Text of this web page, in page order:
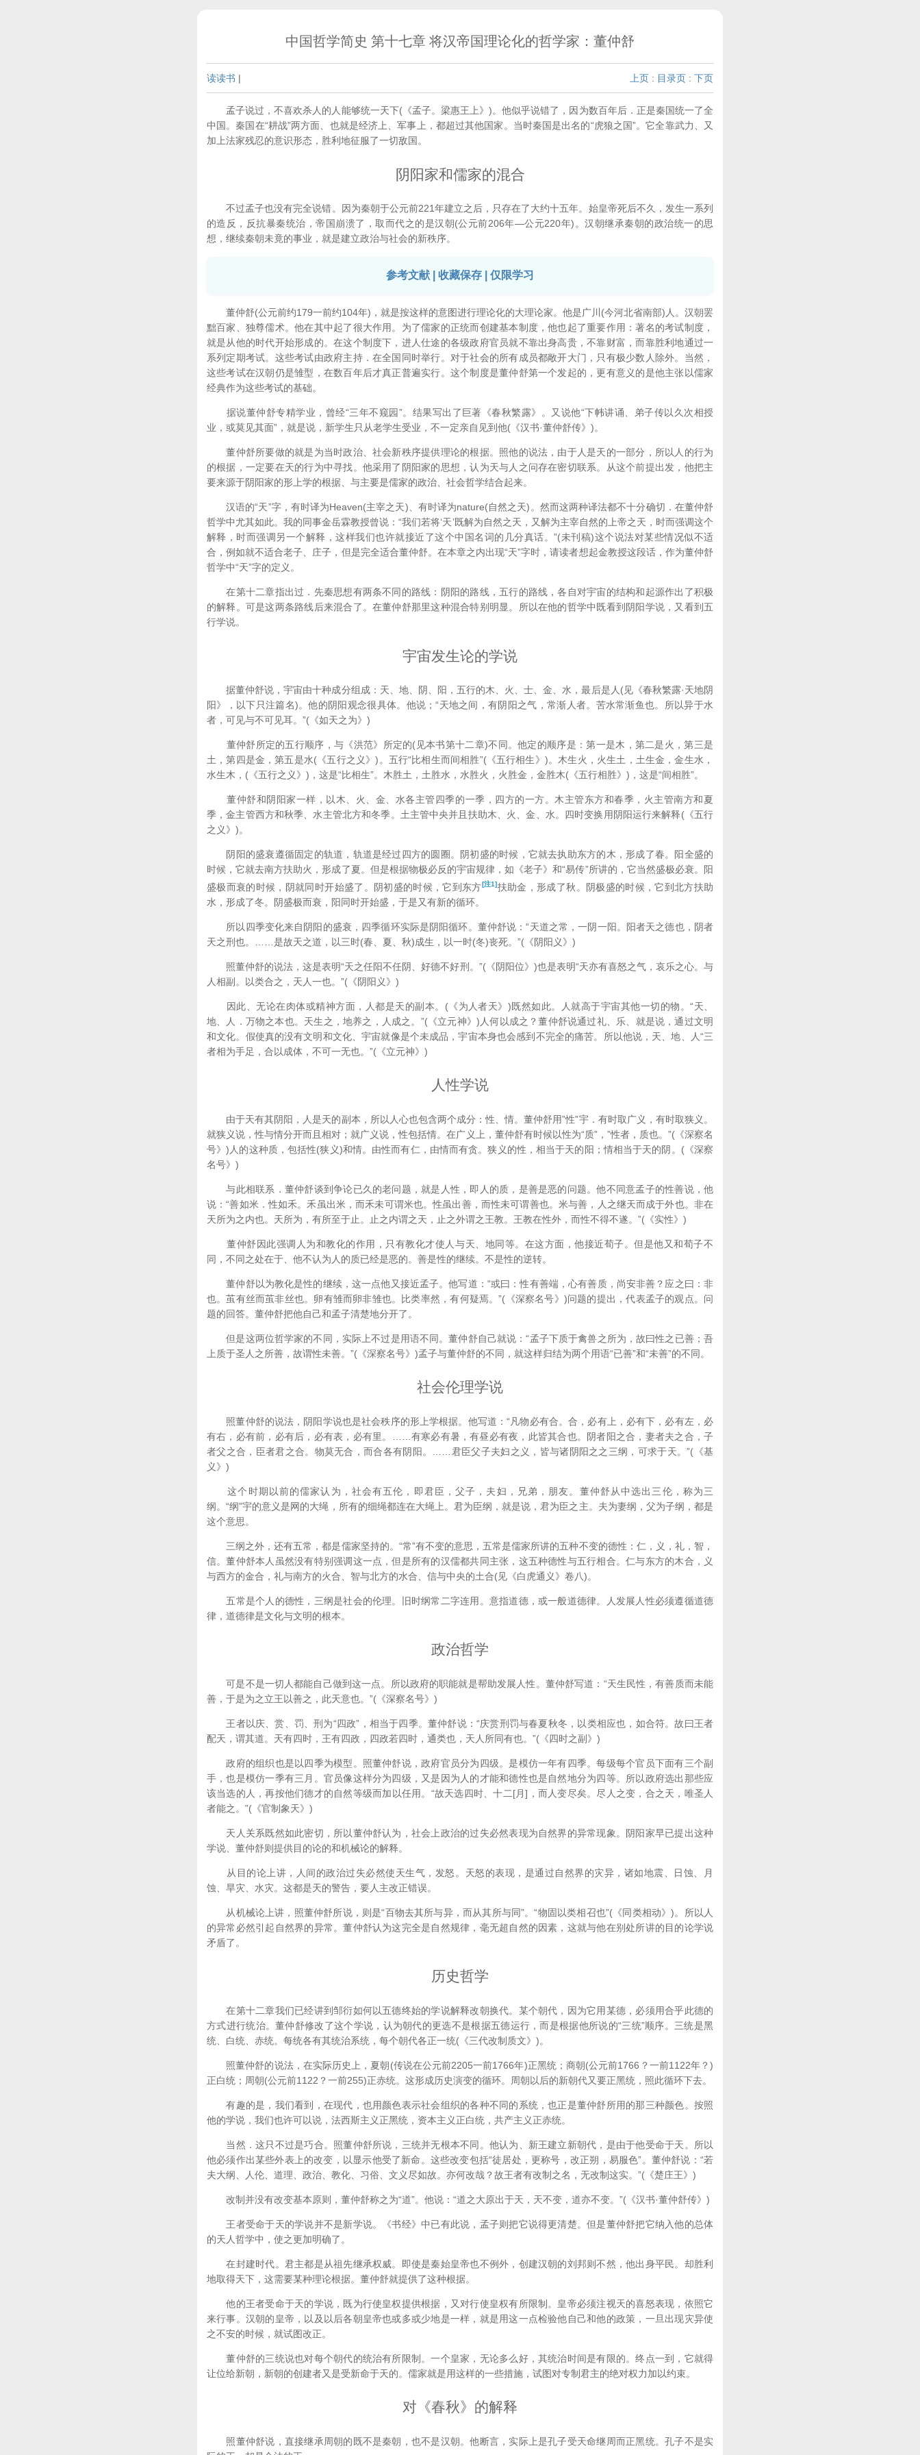
中国哲学简史 第十七章 将汉帝国理论化的哲学家：董仲舒
读读书 | 上页 : 目录页 : 下页
孟子说过，不喜欢杀人的人能够统一天下(《孟子。梁惠王上》)。他似乎说错了，因为数百年后．正是秦国统一了全
中国。秦国在“耕战”两方面、也就是经济上、军事上，都超过其他国家。当时秦国是出名的“虎狼之国”。它全靠武力、又
加上法家残忍的意识形态，胜利地征服了一切敌国。
阴阳家和儒家的混合
不过孟子也没有完全说错。因为秦朝于公元前221年建立之后，只存在了大约十五年。始皇帝死后不久，发生一系列
的造反，反抗暴秦统治，帝国崩溃了，取而代之的是汉朝(公元前206年—公元220年)。汉朝继承秦朝的政治统一的思
想，继续秦朝未竟的事业，就是建立政治与社会的新秩序。
参考文献 | 收藏保存 | 仅限学习
董仲舒(公元前约179一前约104年)，就是按这样的意图进行理论化的大理论家。他是广川(今河北省南部)人。汉朝罢
黜百家、独尊儒术。他在其中起了很大作用。为了儒家的正统而创建基本制度，他也起了重要作用：著名的考试制度，
就是从他的时代开始形成的。在这个制度下，进人仕途的各级政府官员就不靠出身高贵，不靠财富，而靠胜利地通过一
系列定期考试。这些考试由政府主持．在全国同时举行。对于社会的所有成员都敞开大门，只有极少数人除外。当然，
这些考试在汉朝仍是雏型，在数百年后才真正普遍实行。这个制度是董仲舒第一个发起的，更有意义的是他主张以儒家
经典作为这些考试的基础。
据说董仲舒专精学业，曾经“三年不窥园”。结果写出了巨著《春秋繁露》。又说他“下帏讲诵、弟子传以久次相授
业，或莫见其面”，就是说，新学生只从老学生受业，不一定亲自见到他(《汉书·董仲舒传》)。
董仲舒所要做的就是为当时政治、社会新秩序提供理论的根据。照他的说法，由于人是天的一部分，所以人的行为
的根据，一定要在天的行为中寻找。他采用了阴阳家的思想，认为天与人之问存在密切联系。从这个前提出发，他把主
要来源于阴阳家的形上学的根据、与主要是儒家的政治、社会哲学结合起来。
汉语的“天”字，有时译为Heaven(主宰之天)、有时译为nature(自然之天)。然而这两种译法都不十分确切．在董仲舒
哲学中尤其如此。我的同事金岳霖教授曾说：“我们若将‘天’既解为自然之天，又解为主宰自然的上帝之天，时而强调这个
解释，时而强调另一个解释，这样我们也许就接近了这个中国名词的几分真话。”(未刊稿)这个说法对某些情况似不适
合，例如就不适合老子、庄子，但是完全适合董仲舒。在本章之内出现“天”字时，请读者想起金教授这段话，作为董仲舒
哲学中“天”字的定义。
在第十二章指出过．先秦思想有两条不同的路线：阴阳的路线，五行的路线，各自对宇宙的结构和起源作出了积极
的解释。可是这两条路线后来混合了。在董仲舒那里这种混合特别明显。所以在他的哲学中既看到阴阳学说，又看到五
行学说。
宇宙发生论的学说
据董仲舒说，宇宙由十种成分组成：天、地、阴、阳，五行的木、火、士、金、水，最后是人(见《春秋繁露·天地阴
阳》，以下只注篇名)。他的阴阳观念很具体。他说；“天地之间，有阴阳之气，常渐人者。苦水常渐鱼也。所以异于水
者，可见与不可见耳。”(《如天之为》)
董仲舒所定的五行顺序，与《洪范》所定的(见本书第十二章)不同。他定的顺序是：第一是木，第二是火，第三是
土，第四是金，第五是水(《五行之义》)。五行“比相生而间相胜”(《五行相生》)。木生火，火生土，土生金，金生水，
水生木，(《五行之义》)，这是“比相生”。木胜土，土胜水，水胜火，火胜金，金胜木(《五行相胜》)，这是“间相胜”。
董仲舒和阴阳家一样，以木、火、金、水各主管四季的一季，四方的一方。木主管东方和春季，火主管南方和夏
季，金主管西方和秋季、水主管北方和冬季。土主管中央并且扶助木、火、金、水。四时变换用阴阳运行来解释(《五行
之义》)。
阴阳的盛衰遵循固定的轨道，轨道是经过四方的圆圈。阴初盛的时候，它就去执助东方的木，形成了春。阳全盛的
时候，它就去南方扶助火，形成了夏。但是根据物极必反的宇宙规律，如《老子》和“易传”所讲的，它当然盛极必衰。阳
盛极而衰的时候，阴就同时开始盛了。阴初盛的时候，它到东方[注1]扶助金，形成了秋。阴极盛的时候，它到北方扶助
水，形成了冬。阴盛极而衰，阳同时开始盛，于是又有新的循环。
所以四季变化来自阴阳的盛衰，四季循环实际是阴阳循环。董仲舒说：“天道之常，一阴一阳。阳者天之德也，阴者
天之刑也。……是故天之道，以三时(春、夏、秋)成生，以一时(冬)丧死。”(《阴阳义》)
照董仲舒的说法，这是表明“天之任阳不任阴、好德不好刑。”(《阴阳位》)也是表明“天亦有喜怒之气，哀乐之心。与
人相副。以类合之，天人一也。”(《阴阳义》)
因此、无论在肉体或精神方面，人都是天的副本。(《为人者天》)既然如此。人就高于宇宙其他一切的物。“天、
地、人．万物之本也。天生之，地养之，人成之。”(《立元神》)人何以成之？董仲舒说通过礼、乐、就是说，通过文明
和文化。假使真的没有文明和文化、宇宙就像是个未成品，宇宙本身也会感到不完全的痛苦。所以他说，天、地、人“三
者相为手足，合以成体，不可一无也。”(《立元神》)
人性学说
由于天有其阴阳，人是天的副本，所以人心也包含两个成分：性、情。董仲舒用”性”宇．有时取广义，有时取狭义。
就狭义说，性与情分开而且相对；就广义说，性包括情。在广义上，董仲舒有时候以性为“质”，”性者，质也。”(《深察名
号》)人的这种质，包括性(狭义)和情。由性而有仁，由情而有贪。狭义的性，相当于天的阳；情相当于天的阴。(《深察
名号》)
与此相联系．董仲舒谈到争论已久的老问题，就是人性，即人的质，是善是恶的问题。他不同意孟子的性善说，他
说：“善如米．性如禾。禾虽出米，而禾未可谓米也。性虽出善，而性未可谓善也。米与善，人之继天而成于外也。非在
天所为之内也。天所为，有所至于止。止之内谓之天，止之外谓之王教。王教在性外，而性不得不遂。”(《实性》)
董仲舒因此强调人为和教化的作用，只有教化才使人与天、地同等。在这方面，他接近荀子。但是他又和荀子不
同，不同之处在于、他不认为人的质已经是恶的。善是性的继续。不是性的逆转。
董仲舒以为教化是性的继续，这一点他又接近孟子。他写道：“或曰：性有善端，心有善质，尚安非善？应之曰：非
也。茧有丝而茧非丝也。卵有雏而卵非雏也。比类率然，有何疑焉。”(《深察名号》)问题的提出，代表孟子的观点。问
题的回答。董仲舒把他自己和孟子清楚地分开了。
但是这两位哲学家的不同，实际上不过是用语不同。董仲舒自己就说：“孟子下质于禽兽之所为，故曰性之已善；吾
上质于圣人之所善，故谓性未善。”(《深察名号》)孟子与董仲舒的不同，就这样归结为两个用语“已善”和“未善”的不同。
社会伦理学说
照董仲舒的说法，阴阳学说也是社会秩序的形上学根据。他写道：“凡物必有合。合，必有上，必有下，必有左，必
有右，必有前，必有后，必有表，必有里。……有寒必有暑，有昼必有夜，此皆其合也。阴者阳之合，妻者夫之合，子
者父之合，臣者君之合。物莫无合，而合各有阴阳。……君臣父子夫妇之义，皆与诸阴阳之之三纲，可求于天。”(《基
义》)
这个时期以前的儒家认为，社会有五伦，即君臣，父子，夫妇，兄弟，朋友。董仲舒从中选出三伦，称为三
纲。“纲”宇的意义是网的大绳，所有的细绳都连在大绳上。君为臣纲，就是说，君为臣之主。夫为妻纲，父为子纲，都是
这个意思。
三纲之外，还有五常，都是儒家坚持的。“常”有不变的意思，五常是儒家所讲的五种不变的德性：仁，义，礼，智，
信。董仲舒本人虽然没有特别强调这一点，但是所有的汉儒都共同主张，这五种德性与五行相合。仁与东方的木合，义
与西方的金合，礼与南方的火合、智与北方的水合、信与中央的土合(见《白虎通义》卷八)。
五常是个人的德性，三纲是社会的伦理。旧时纲常二字连用。意指道德，或一般道德律。人发展人性必须遵循道德
律，道德律是文化与文明的根本。
政治哲学
可是不是一切人都能自己做到这一点。所以政府的职能就是帮助发展人性。董仲舒写道：“天生民性，有善质而未能
善，于是为之立王以善之，此天意也。”(《深察名号》)
王者以庆、赏、罚、刑为“四政”，相当于四季。董仲舒说：“庆赏刑罚与春夏秋冬，以类相应也，如合符。故曰王者
配天，谓其道。天有四时，王有四政，四政若四时，通类也，天人所同有也。”(《四时之副》)
政府的组织也是以四季为模型。照董仲舒说，政府官员分为四级。是模仿一年有四季。每级每个官员下面有三个副
手，也是模仿一季有三月。官员像这样分为四级，又是因为人的才能和德性也是自然地分为四等。所以政府选出那些应
该当选的人，再按他们德才的自然等级而加以任用。“故天选四时、十二[月]，而人变尽矣。尽人之变，合之天，唯圣人
者能之。”(《官制象天》)
天人关系既然如此密切，所以董仲舒认为，社会上政治的过失必然表现为自然界的异常现象。阴阳家早已提出这种
学说、董仲舒则提供目的论的和机械论的解释。
从目的论上讲，人间的政治过失必然使天生气，发怒。天怒的表现，是通过自然界的灾异，诸如地震、日蚀、月
蚀、旱灾、水灾。这都是天的警告，要人主改正错误。
从机械论上讲，照董仲舒所说，则是“百物去其所与异，而从其所与同”。“物固以类相召也”(《同类相动》)。所以人
的异常必然引起自然界的异常。董仲舒认为这完全是自然规律，毫无超自然的因素，这就与他在别处所讲的目的论学说
矛盾了。
历史哲学
在第十二章我们已经讲到邹衍如何以五德终始的学说解释改朝换代。某个朝代，因为它用某德，必须用合乎此德的
方式进行统治。董仲舒修改了这个学说，认为朝代的更选不是根据五德运行，而是根据他所说的“三统”顺序。三统是黑
统、白统、赤统。每统各有其统治系统，每个朝代各正一统(《三代改制质文》)。
照董仲舒的说法，在实际历史上，夏朝(传说在公元前2205一前1766年)正黑统；商朝(公元前1766？一前1122年？)
正白统；周朝(公元前1122？一前255)正赤统。这形成历史演变的循环。周朝以后的新朝代又要正黑统，照此循环下去。
有趣的是，我们看到，在现代，也用颜色表示社会组织的各种不同的系统，也正是董仲舒所用的那三种颜色。按照
他的学说，我们也许可以说，法西斯主义正黑统，资本主义正白统，共产主义正赤统。
当然．这只不过是巧合。照董仲舒所说，三统并无根本不同。他认为、新王建立新朝代，是由于他受命于天。所以
他必须作出某些外表上的改变，以显示他受了新命。这些改变包括“徒居处，更称号，改正朔，易服色”。董仲舒说：“若
夫大纲、人伦、道理、政治、教化、习俗、文义尽如故。亦何改哉？故王者有改制之名，无改制这实。”(《楚庄王》)
改制并没有改变基本原则，董仲舒称之为“道”。他说：“道之大原出于天，天不变，道亦不变。”(《汉书·董仲舒传》)
王者受命于天的学说并不是新学说。《书经》中已有此说，孟子则把它说得更清楚。但是董仲舒把它纳入他的总体
的天人哲学中，使之更加明确了。
在封建时代。君主都是从祖先继承权威。即使是秦始皇帝也不例外，创建汉朝的刘邦则不然，他出身平民。却胜利
地取得天下，这需要某种理论根据。董仲舒就提供了这种根据。
他的王者受命于天的学说，既为行使皇权提供根据，又对行使皇权有所限制。皇帝必须注视天的喜怒表现，依照它
来行事。汉朝的皇帝，以及以后各朝皇帝也或多或少地是一样，就是用这一点检验他自己和他的政策，一旦出现灾异使
之不安的时候，就试图改正。
董仲舒的三统说也对每个朝代的统治有所限制。一个皇家，无论多么好，其统治时间是有限的。终点一到，它就得
让位给新朝，新朝的创建者又是受新命于天的。儒家就是用这样的一些措施，试图对专制君主的绝对权力加以约束。
对《春秋》的解释
照董仲舒说，直接继承周朝的既不是秦朝，也不是汉朝。他断言，实际上是孔子受天命继周而正黑统。孔子不是实